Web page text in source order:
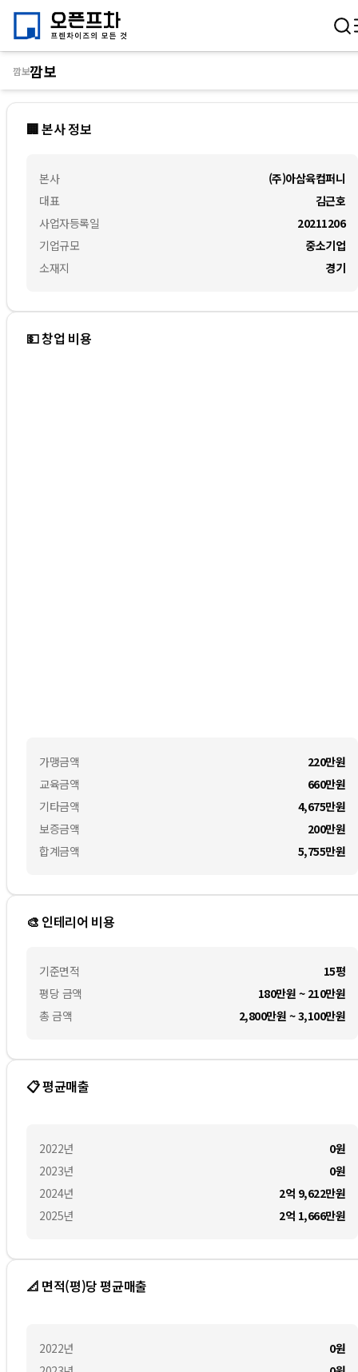
🏢 본사 정보
본사
대표
사업자등록일
기업규모
소재지
(주)아삼육컴퍼니
김근호
20211206
중소기업
경기
깜보깜보
💵 창업 비용
가맹금액
교육금액
기타금액
보증금액
합계금액
220만원
660만원
4,675만원
200만원
5,755만원
🎨 인테리어 비용
기준면적
평당 금액
총 금액
15평
180만원 ~ 210만원
2,800만원 ~ 3,100만원
📋 평균매출
2022년
2023년
2024년
2025년
0원
0원
2억 9,622만원
2억 1,666만원
📐 면적(평)당 평균매출
2022년
0원